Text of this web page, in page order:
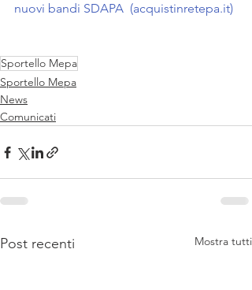
nuovi bandi SDAPA  (acquistinretepa.it)
Sportello Mepa
Sportello Mepa
News
Comunicati
Post recenti Mostra tutti